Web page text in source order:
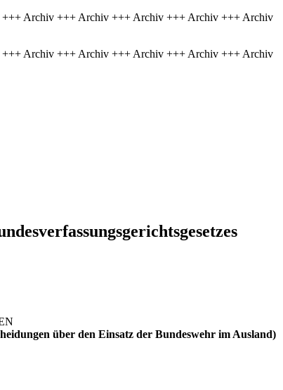
Archiv +++ Archiv +++ Archiv +++ Archiv +++ Archiv
Archiv +++ Archiv +++ Archiv +++ Archiv +++ Archiv
über den Einsatz der Bundeswehr im Ausland)